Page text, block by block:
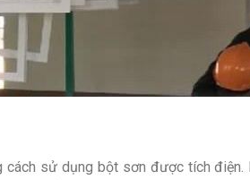
sử dụng bột sơn được tích